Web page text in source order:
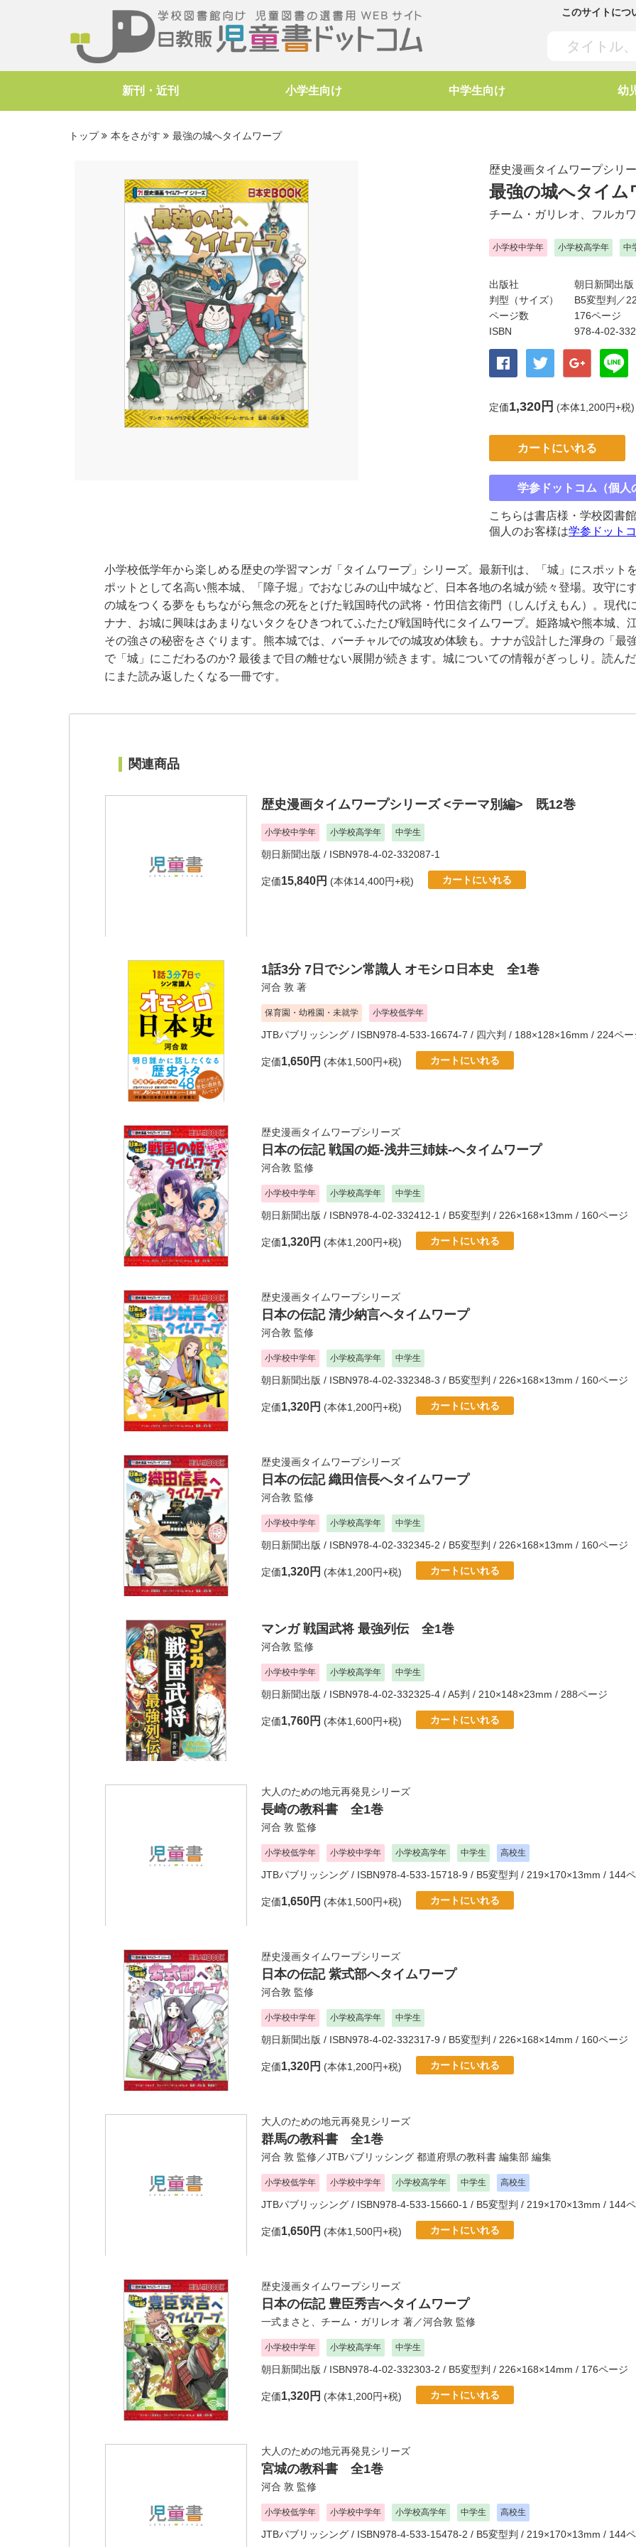
このサイトにつ
新刊・近刊 小学生向け 中学生向け 幼
トップ 本をさがす 最強の城へタイムワープ
歴史漫画タイムワープシリ
最強の城へタイム
チーム・ガリレオ フルカ
小学校中学年 小学校高学年 中
出版社
朝日新聞出版
判型（サイズ）
B5変型判／
ページ数
176ページ
ISBN
978-4-02-
定価1,320円 (本体1,200円+税)
カートにいれる
学参ドットコム（個人
こちらは書店様・学校図書
個人のお客様は学参ドット
小学校低学年から楽しめる歴史の学習マンガ「タイムワープ」シリーズ。最新刊は、「城」にスポット
ポットとして名高い熊本城、「障子堀」でおなじみの山中城など、日本各地の名城が続々登場。攻守に
の城をつくる夢をもちながら無念の死をとげた戦国時代の武将・竹田信玄衛門（しんげえもん）。現代
ナナ、お城に興味はあまりないタクをひきつれてふたたび戦国時代にタイムワープ。姫路城や熊本城、
その強さの秘密をさぐります。熊本城では、バーチャルでの城攻め体験も。ナナが設計した渾身の「最
で「城」にこだわるのか? 最後まで目の離せない展開が続きます。城についての情報がぎっしり。読ん
にまた読み返したくなる一冊です。
関連商品
歴史漫画タイムワープシリーズ <テーマ別編> 既12巻
小学校中学年 小学校高学年 中学生
朝日新聞出版 / ISBN978-4-02-332087-1
定価15,840円 (本体14,400円+税) カートにいれる
1話3分 7日でシン常識人 オモシロ日本史 全1巻
河合 敦 著
保育園・幼稚園・未就学 小学校低学年
JTBパブリッシング / ISBN978-4-533-16674-7 / 四六判 / 188×128×16mm / 224ペー
定価1,650円 (本体1,500円+税) カートにいれる
歴史漫画タイムワープシリーズ
日本の伝記 戦国の姫-浅井三姉妹-へタイムワープ
河合敦 監修
小学校中学年 小学校高学年 中学生
朝日新聞出版 / ISBN978-4-02-332412-1 / B5変型判 / 226×168×13mm / 160ページ
定価1,320円 (本体1,200円+税) カートにいれる
歴史漫画タイムワープシリーズ
日本の伝記 清少納言へタイムワープ
河合敦 監修
小学校中学年 小学校高学年 中学生
朝日新聞出版 / ISBN978-4-02-332348-3 / B5変型判 / 226×168×13mm / 160ページ
定価1,320円 (本体1,200円+税) カートにいれる
歴史漫画タイムワープシリーズ
日本の伝記 織田信長へタイムワープ
河合敦 監修
小学校中学年 小学校高学年 中学生
朝日新聞出版 / ISBN978-4-02-332345-2 / B5変型判 / 226×168×13mm / 160ページ
定価1,320円 (本体1,200円+税) カートにいれる
マンガ 戦国武将 最強列伝 全1巻
河合敦 監修
小学校中学年 小学校高学年 中学生
朝日新聞出版 / ISBN978-4-02-332325-4 / A5判 / 210×148×23mm / 288ページ
定価1,760円 (本体1,600円+税) カートにいれる
大人のための地元再発見シリーズ
長崎の教科書 全1巻
河合 敦 監修
小学校低学年 小学校中学年 小学校高学年 中学生 高校生
JTBパブリッシング / ISBN978-4-533-15718-9 / B5変型判 / 219×170×13mm / 144
定価1,650円 (本体1,500円+税) カートにいれる
歴史漫画タイムワープシリーズ
日本の伝記 紫式部へタイムワープ
河合敦 監修
小学校中学年 小学校高学年 中学生
朝日新聞出版 / ISBN978-4-02-332317-9 / B5変型判 / 226×168×14mm / 160ページ
定価1,320円 (本体1,200円+税) カートにいれる
大人のための地元再発見シリーズ
群馬の教科書 全1巻
河合 敦 監修／JTBパブリッシング 都道府県の教科書 編集部 編集
小学校低学年 小学校中学年 小学校高学年 中学生 高校生
JTBパブリッシング / ISBN978-4-533-15660-1 / B5変型判 / 219×170×13mm / 144
定価1,650円 (本体1,500円+税) カートにいれる
歴史漫画タイムワープシリーズ
日本の伝記 豊臣秀吉へタイムワープ
一式まさと チーム・ガリレオ 著／河合敦 監修
小学校中学年 小学校高学年 中学生
朝日新聞出版 / ISBN978-4-02-332303-2 / B5変型判 / 226×168×14mm / 176ページ
定価1,320円 (本体1,200円+税) カートにいれる
大人のための地元再発見シリーズ
宮城の教科書 全1巻
河合 敦 監修
小学校低学年 小学校中学年 小学校高学年 中学生 高校生
JTBパブリッシング / ISBN978-4-533-15478-2 / B5変型判 / 219×170×13mm / 144